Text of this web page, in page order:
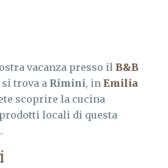
vacanza presso il B&B
si trova a Rimini, in Emilia
scoprire la cucina
locali di questa